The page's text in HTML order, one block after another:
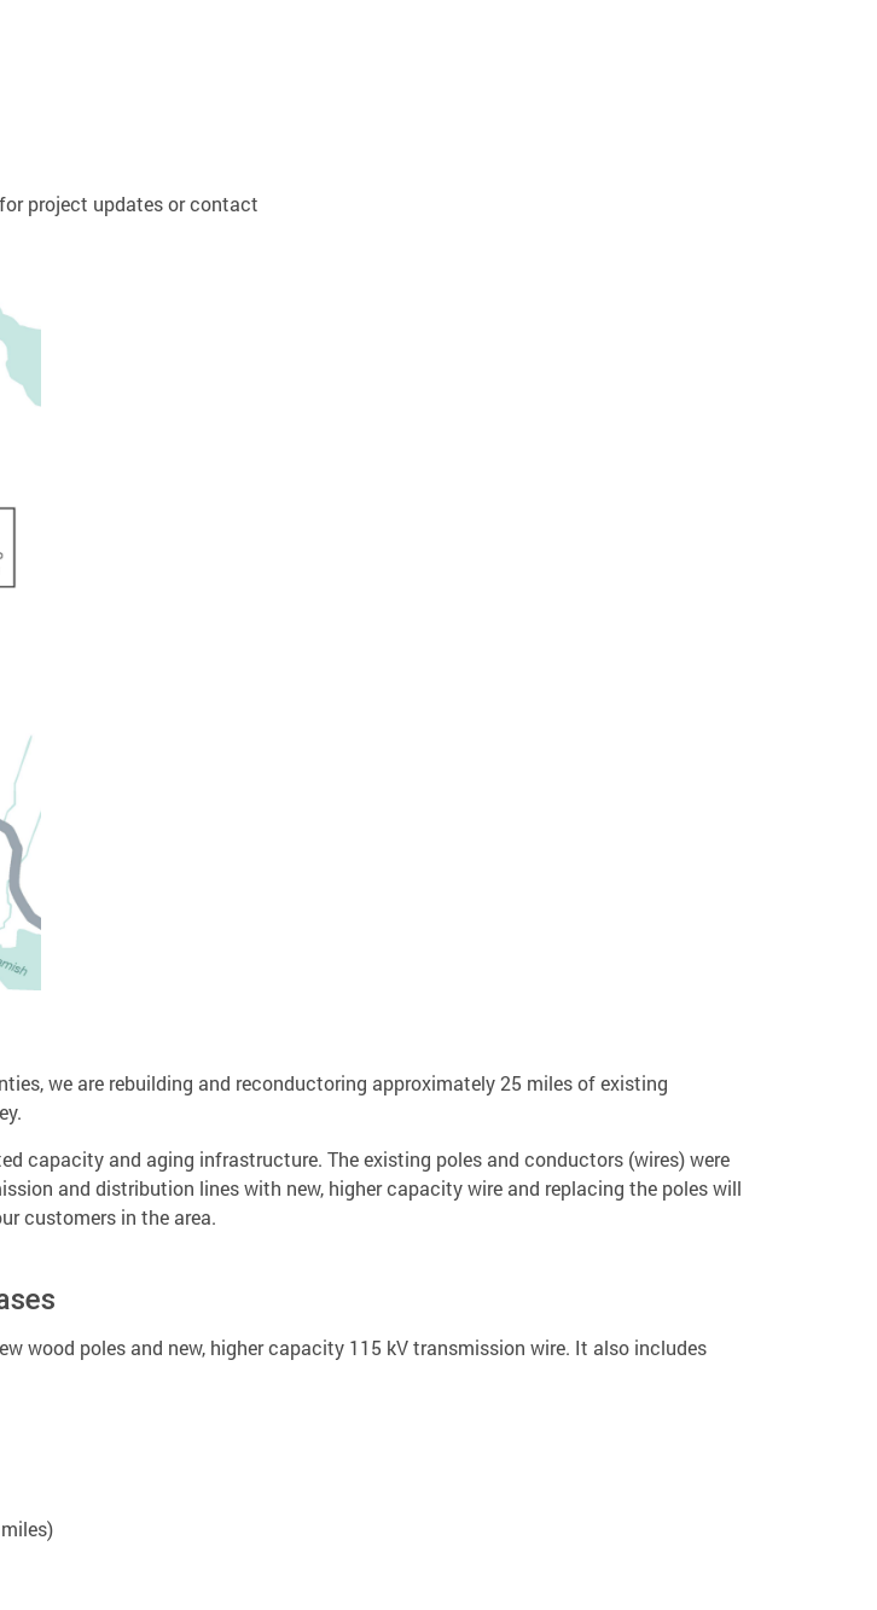
project updates or contact
we are rebuilding and reconductoring approximately 25 miles of existing
capacity and aging infrastructure. The existing poles and conductors (wires) were
and distribution lines with new, higher capacity wire and replacing the poles will
customers in the area.
wood poles and new, higher capacity 115 kV transmission wire. It also includes